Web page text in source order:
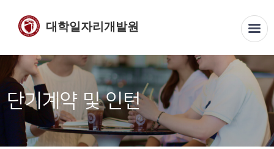
대학일자리개발원
단기계약 및 인턴